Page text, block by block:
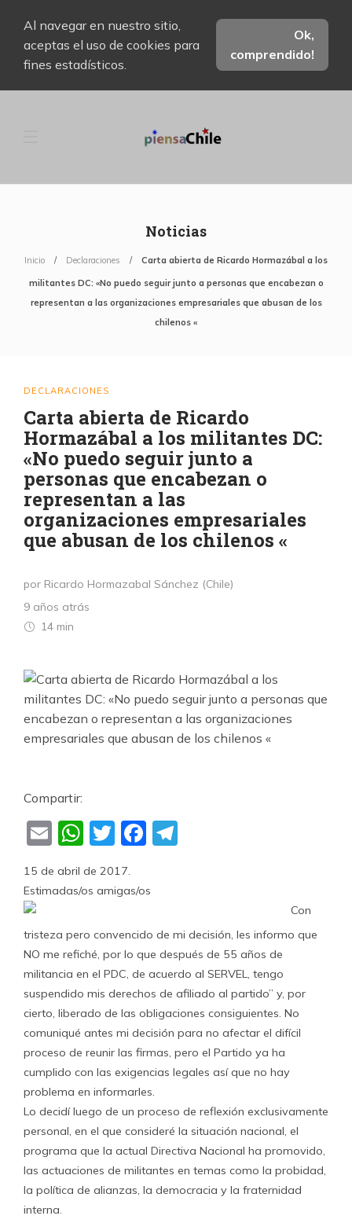
Al navegar en nuestro sitio,
aceptas el uso de cookies para
fines estadísticos.
Ok,
comprendido!
Noticias
Inicio Declaraciones Carta abierta de Ricardo Hormazábal a los
militantes DC: «No puedo seguir junto a personas que encabezan o
representan a las organizaciones empresariales que abusan de los
chilenos «
DECLARACIONES
Carta abierta de Ricardo
Hormazábal a los militantes DC:
«No puedo seguir junto a
personas que encabezan o
representan a las
organizaciones empresariales
que abusan de los chilenos «
por Ricardo Hormazabal Sánchez (Chile)
9 años atrás
14 min
Compartir:
EmailWhatsApp
TwitterFacebook
15 de abril de 2017.
Estimadas/os amigas/os
Con
tristeza pero convencido de mi decisión, les informo que
NO me refiché, por lo que después de 55 años de
militancia en el PDC, de acuerdo al SERVEL, tengo
suspendido mis derechos de afiliado al partido” y, por
cierto, liberado de las obligaciones consiguientes. No
comuniqué antes mi decisión para no afectar el difícil
proceso de reunir las firmas, pero el Partido ya ha
cumplido con las exigencias legales así que no hay
problema en informarles.
Lo decidí luego de un proceso de reflexión exclusivamente
personal, en el que consideré la situación nacional, el
programa que la actual Directiva Nacional ha promovido,
las actuaciones de militantes en temas como la probidad,
la política de alianzas, la democracia y la fraternidad
interna.